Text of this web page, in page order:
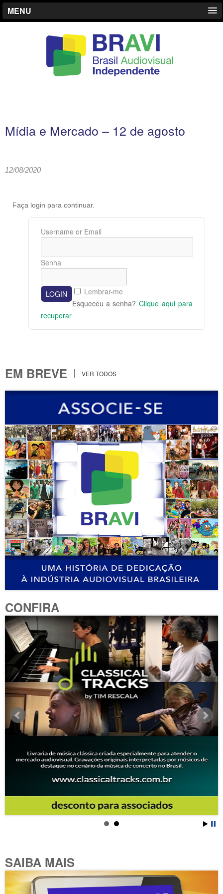
MENU
Mídia e Mercado – 12 de agosto
12/08/2020
Faça login para continuar.
Username or Email
Senha
Lembrar-me
Esqueceu a senha? Clique aqui para
recuperar
EM BREVE VER TODOS
CONFIRA
SAIBA MAIS